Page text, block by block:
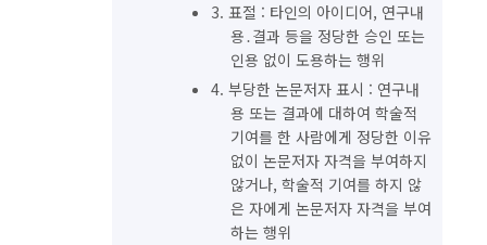
3. 표절 : 타인의 아이디어, 연구내
용․결과 등을 정당한 승인 또는
인용 없이 도용하는 행위
4. 부당한 논문저자 표시 : 연구내
용 또는 결과에 대하여 학술적
기여를 한 사람에게 정당한 이유
없이 논문저자 자격을 부여하지
않거나, 학술적 기여를 하지 않
은 자에게 논문저자 자격을 부여
하는 행위